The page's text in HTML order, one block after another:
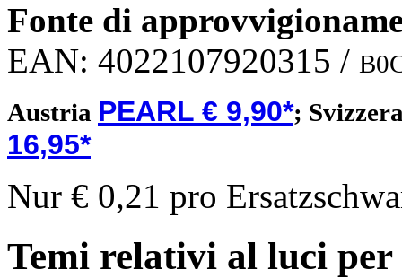
Fonte di
EAN: 4022107920315 /
Austria PEARL € 9,90*;
16,95*
Nur € 0,21 pro
Temi relativi al luci per